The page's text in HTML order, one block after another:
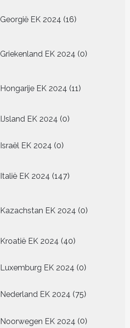
Georgië EK 2024 16
producten
Griekenland EK 2024 0
producten
Hongarije EK 2024 11
producten
IJsland EK 2024 00
Israël EK 2024 00
Italië EK 2024 147
producten
Kazachstan EK 2024 0
producten
Kroatië EK 2024 4040
Luxemburg EK 2024 00
Nederland EK 2024 7575
Noorwegen EK 2024 00